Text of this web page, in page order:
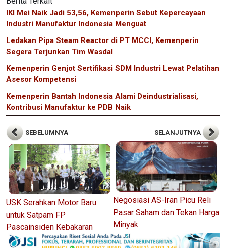
IKI Mei Naik Jadi 53,56, Kemenperin Sebut Kepercayaan
Industri Manufaktur Indonesia Menguat
Ledakan Pipa Steam Reactor di PT MCCI, Kemenperin
Segera Terjunkan Tim Wasdal
Kemenperin Genjot Sertifikasi SDM Industri Lewat Pelatihan
Asesor Kompetensi
Kemenperin Bantah Indonesia Alami Deindustrialisasi,
Kontribusi Manufaktur ke PDB Naik
SEBELUMNYA
USK Serahkan Motor Baru
untuk Satpam FP
Pascainsiden Kebakaran
SELANJUTNYA
Negosiasi AS-Iran Picu Reli
Pasar Saham dan Tekan Harga
Minyak